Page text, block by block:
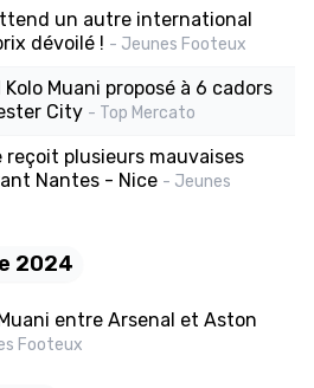
un autre international
dévoilé ! - Jeunes Footeux
Kolo Muani proposé à 6 cadors
City - Top Mercato
reçoit plusieurs mauvaises
Nantes - Nice - Jeunes
2024
entre Arsenal et Aston
Footeux